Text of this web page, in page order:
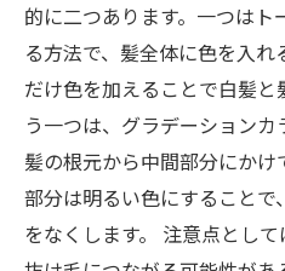
的に二つあります。一つはト
る方法で、髪全体に色を入
だけ色を加えることで白髪と
う一つは、グラデーションカ
髪の根元から中間部分にか
部分は明るい色にすること
をなくします。 注意点とし